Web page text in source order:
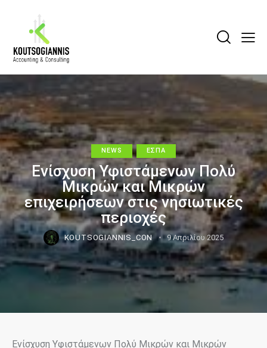
NEWS ΕΣΠΑ
Ενίσχυση Υφιστάμενων Πολύ
Μικρών και Μικρών
επιχειρήσεων στις νησιωτικές
περιοχές
KOUTSOGIANNIS_CON 9 Απριλίου 2025
Ενίσχυση Υφιστάμενων Πολύ Μικρών και Μικρών